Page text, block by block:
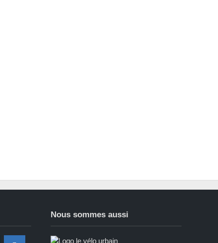
Nous sommes aussi